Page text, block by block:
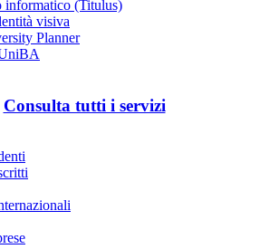
informatico (Titulus)
visiva
Planner
Consulta tutti i servizi